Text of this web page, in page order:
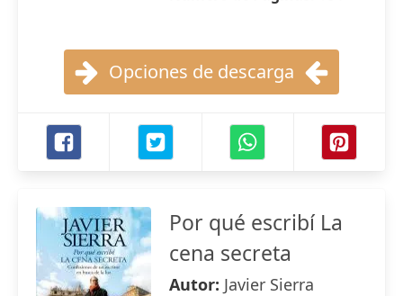
Opciones de descarga
Por qué escribí La
cena secreta
Autor: Javier Sierra